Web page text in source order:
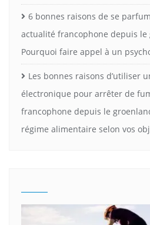
6 bonnes raisons de se
actualité francophone depuis le
Pourquoi faire appel à un
Les bonnes raisons d’utiliser
électronique pour arrêter de
francophone depuis le
régime alimentaire selon vos